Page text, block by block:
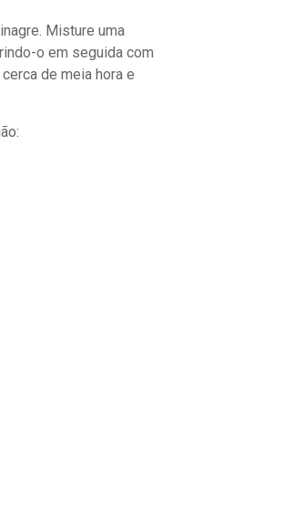
Misture uma
o em seguida com
de meia hora e